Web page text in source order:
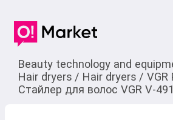
Beauty technology and
Hair dryers / Hair dryers / VGR
Стайлер для волос VGR V-